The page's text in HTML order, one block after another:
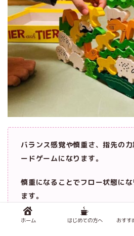
バランス感覚や慎重さ、指先の
ードゲームになります。
慎重になることでフロー状態に
ます。
ホーム はじめての方へ
おすす
お
おも